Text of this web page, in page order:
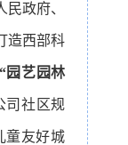
政府、
造西部科
“园艺园林
司社区规
童友好城